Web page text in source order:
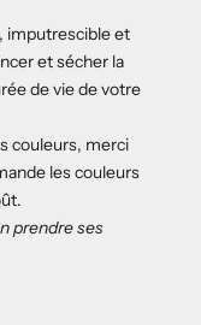
imputrescible et
et sécher la
de vie de votre
couleurs, merci
les couleurs
prendre ses